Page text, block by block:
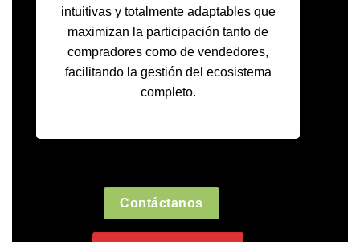
intuitivas y totalmente adaptables que
maximizan la participación tanto de
compradores como de vendedores,
facilitando la gestión del ecosistema
completo.
Contáctanos